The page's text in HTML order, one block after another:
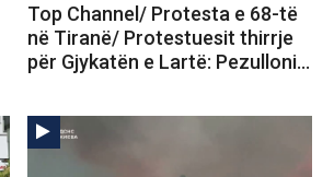
Top Channel/ Protesta e 68-të
në Tiranë/ Protestuesit thirrje
për Gjykatën e Lartë: Pezulloni…